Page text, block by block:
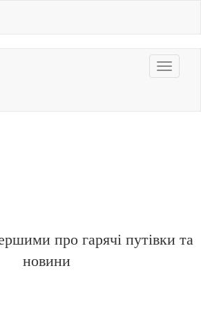
Toggle
про гарячі путівки та
новини